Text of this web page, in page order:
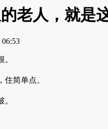
老人，就是
06:53
简单点。